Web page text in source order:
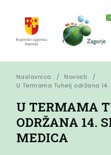
Naslovnica
Novosti
U Termama Tuhelj održana
U TERMAMA
ODRŽANA 14.
MEDICA